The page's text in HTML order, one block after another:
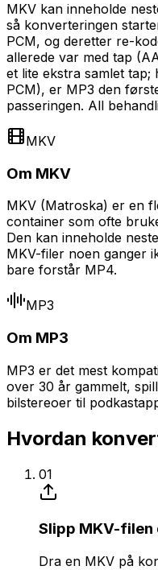
MKV kan inneholde
så konverteringen
PCM, og deretter re-
allerede var med tap
et lite ekstra samlet tap;
PCM), er MP3 den
passeringen. All
MKV
Om MKV
MKV (Matroska) er en
container som ofte
Den kan inneholde
MKV-filer noen ganger
bare forstår MP4.
MP3
Om MP3
MP3 er det mest
over 30 år gammelt,
bilstereoer til
Hvordan
01
Slipp MKV-filen
Dra en MKV på